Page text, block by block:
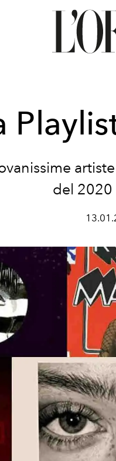
del 2020